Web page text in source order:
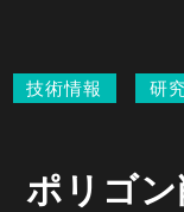
技術情報 研
ポリゴ